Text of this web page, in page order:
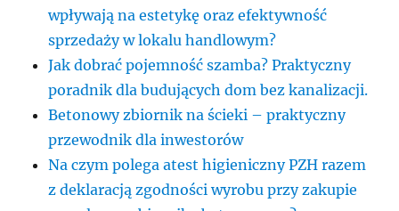
wpływają na estetykę oraz efektywność
sprzedaży w lokalu handlowym?
Jak dobrać pojemność szamba? Praktyczny
poradnik dla budujących dom bez kanalizacji.
Betonowy zbiornik na ścieki – praktyczny
przewodnik dla inwestorów
Na czym polega atest higieniczny PZH razem
z deklaracją zgodności wyrobu przy zakupie